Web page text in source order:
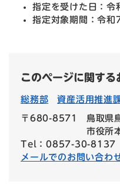
指定を受けた日：
指定対象期間：令
このページに関する
総務部 資産活用推進
〒680-8571
鳥取県
市役所
Tel：0857-30-8137
メールでのお問い合わ